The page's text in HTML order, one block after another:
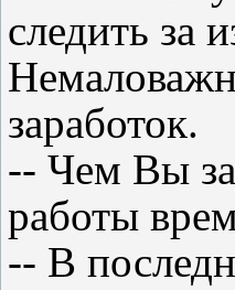
следить за
заработок.
-- Чем Вы
работы
-- В